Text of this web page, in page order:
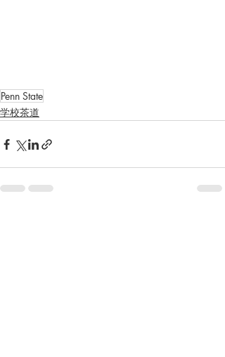
Penn State
学校茶道